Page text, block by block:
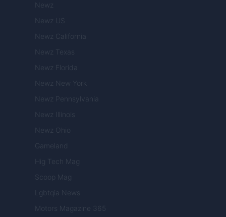
Newz
Newz US
Newz California
Newz Texas
Newz Florida
Newz New York
Newz Pennsylvania
Newz Illinois
Newz Ohio
Gameland
Hig Tech Mag
Scoop Mag
Lgbtqia News
Motors Magazine 365